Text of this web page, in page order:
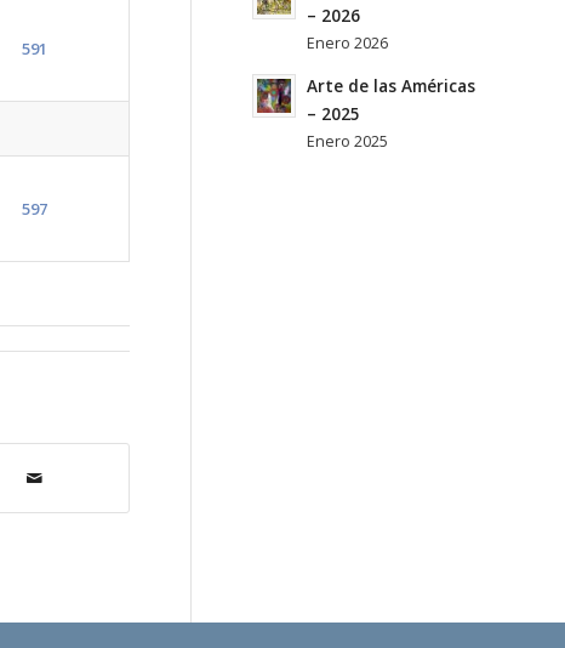
591
597
– 2026
Enero 2026
Arte de las Américas
– 2025
Enero 2025